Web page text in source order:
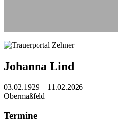
Johanna Lind
03.02.1929 – 11.02.2026
Obermaßfeld
Termine